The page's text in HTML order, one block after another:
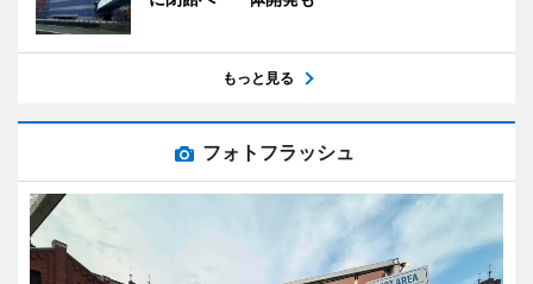
もっと見る
フォトフラッシュ